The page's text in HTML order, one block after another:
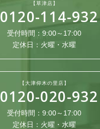
【草津店】
0120-114-932
受付時間：9:00～17:00
定休日：火曜・水曜
【大津仰木の里店】
0120-020-932
受付時間：9:00～17:00
定休日：火曜・水曜